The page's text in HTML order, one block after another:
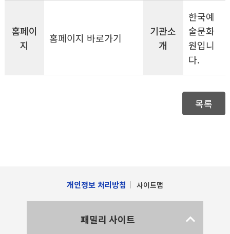
홈페이
지
홈페이지 바로가기
기관소
개
한국예
술문화
원입니
다.
목록
개인정보 처리방침 사이트맵
패밀리 사이트